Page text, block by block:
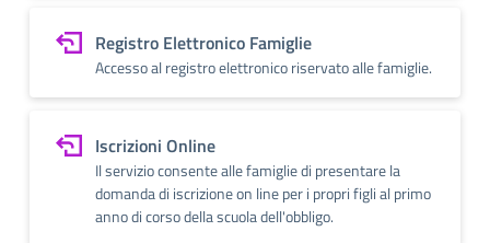
Registro Elettronico Famiglie
Accesso al registro elettronico riservato alle famiglie.
Iscrizioni Online
Il servizio consente alle famiglie di presentare la
domanda di iscrizione on line per i propri figli al primo
anno di corso della scuola dell'obbligo.